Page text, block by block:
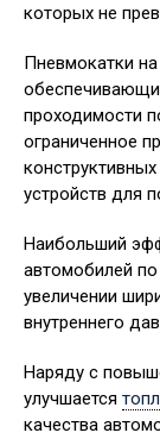
которых не
Пневмокатки
проходимости
ограниченное
устройств для
Наибольший
автомобилей
увеличении
внутреннего
Наряду с
улучшается
качества